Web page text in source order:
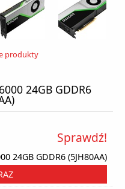
produkty
24GB GDDR6
24GB GDDR6 (5JH80AA)
Sprawdź!